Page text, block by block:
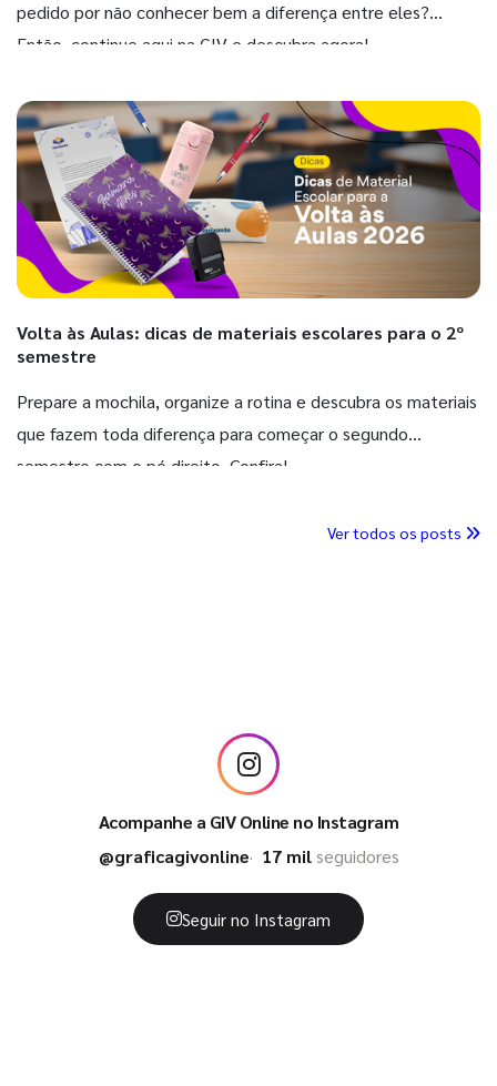
pedido por não conhecer bem a diferença entre eles?
Então, continue aqui na GIV e descubra agora!
Volta às Aulas: dicas de materiais escolares para o 2º
semestre
Prepare a mochila, organize a rotina e descubra os materiais
que fazem toda diferença para começar o segundo
semestre com o pé direito. Confira!
Ver todos os posts
Acompanhe a GIV Online no Instagram
@graficagivonline
17 milseguidores
Seguir no Instagram